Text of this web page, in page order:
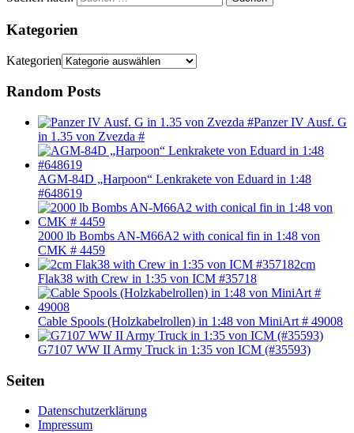
Kategorien
Kategorien
Random Posts
Panzer IV Ausf. G
in 1.35 von Zvezda #
AGM-84D „Harpoon“ Lenkrakete von Eduard in 1:48
#648619
2000 lb Bombs AN-M66A2 with conical fin in 1:48 von
CMK # 4459
2cm
Flak38 with Crew in 1:35 von ICM #35718
Cable Spools (Holzkabelrollen) in 1:48 von MiniArt # 49008
G7107 WW II Army Truck in 1:35 von ICM (#35593)
Seiten
Datenschutzerklärung
Impressum